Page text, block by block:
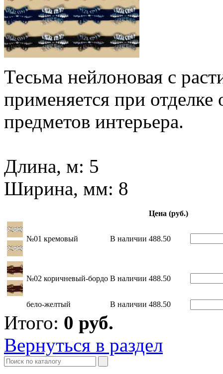
Тесьма нейлоновая с
применяется при отделке
предметов интерьера.
Длина, м: 5
Ширина, мм: 8
Цена (руб.)
№01 кремовый В наличии 488.50
№02 коричневый-бордо В наличии 488.50
бело-желтый В наличии 488.50
Итого: 0 руб.
Вернуться в раздел